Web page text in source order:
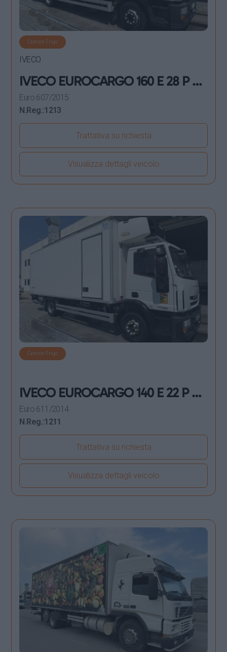
Camion Frigo
IVECO
IVECO EUROCARGO 160 E 28 P E6
FRIGORIFERO 2015
Euro 607/2015
N.Reg.:1213
Trattativa su richiesta
Visualizza dettagli veicolo
Camion Frigo
IVECO EUROCARGO 140 E 22 P E6
FRIGORIFERO 2014
Euro 611/2014
N.Reg.:1211
Trattativa su richiesta
Visualizza dettagli veicolo